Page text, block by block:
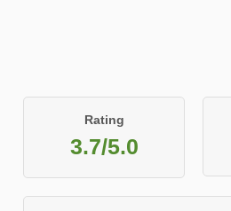
Rating
3.7/5.0